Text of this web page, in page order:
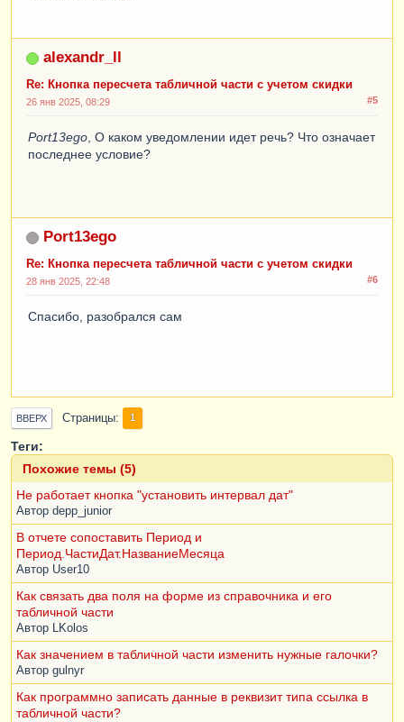
alexandr_ll
Re: Кнопка пересчета табличной части с учетом скидки
#5
26 янв 2025, 08:29
Port13ego , О каком уведомлении идет речь? Что означает
последнее условие?
Port13ego
Re: Кнопка пересчета табличной части с учетом скидки
#6
28 янв 2025, 22:48
Спасибо, разобрался сам
ВВЕРХ Страницы 1
Теги:
Похожие темы (5)
Не работает кнопка "установить интервал дат"
Автор depp_junior
В отчете сопоставить Период и
Период.ЧастиДат.НазваниеМесяца
Автор User10
Как связать два поля на форме из справочника и его
табличной части
Автор LKolos
Как значением в табличной части изменить нужные галочки?
Автор gulnyr
Как программно записать данные в реквизит типа ссылка в
табличной части?